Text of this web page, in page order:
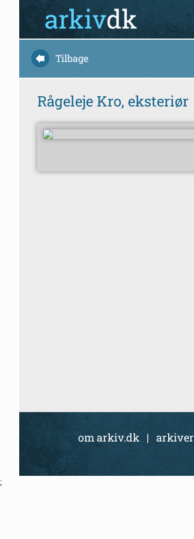
Tilbage
Rågeleje Kro, eksteriør
om arkiv.dk | arkiver
;